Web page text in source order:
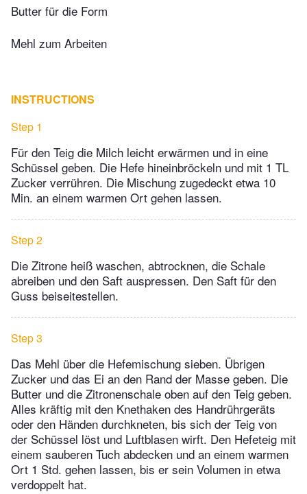
Butter für die Form
Mehl zum Arbeiten
INSTRUCTIONS
Step 1
Für den Teig die Milch leicht erwärmen und in eine
Schüssel geben. Die Hefe hineinbröckeln und mit 1 TL
Zucker verrühren. Die Mischung zugedeckt etwa 10
Min. an einem warmen Ort gehen lassen.
Step 2
Die Zitrone heiß waschen, abtrocknen, die Schale
abreiben und den Saft auspressen. Den Saft für den
Guss beiseitestellen.
Step 3
Das Mehl über die Hefemischung sieben. Übrigen
Zucker und das Ei an den Rand der Masse geben. Die
Butter und die Zitronenschale oben auf den Teig geben.
Alles kräftig mit den Knethaken des Handrührgeräts
oder den Händen durchkneten, bis sich der Teig von
der Schüssel löst und Luftblasen wirft. Den Hefeteig mit
einem sauberen Tuch abdecken und an einem warmen
Ort 1 Std. gehen lassen, bis er sein Volumen in etwa
verdoppelt hat.